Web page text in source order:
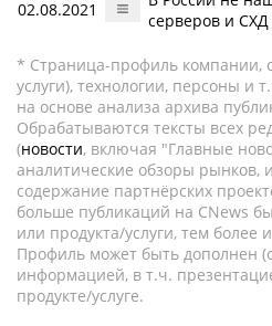
02.08.2021
серверов и СХД
* Страница-профиль компании,
услуги), технологии, персоны и
на основе анализа архива
Обрабатываются тексты всех
(новости, включая "Главные
аналитические обзоры рынков,
содержание партнёрских
больше публикаций на CNews
или продукта/услуги, тем
Профиль может быть дополнен
информацией, в т.ч.
продукте/услуге.